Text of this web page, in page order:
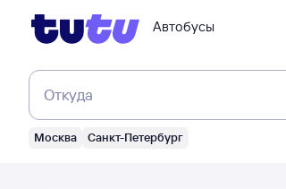
Автобусы
Откуда
Москва Санкт-Петербург